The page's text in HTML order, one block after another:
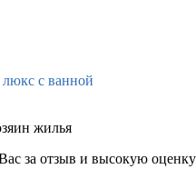
с ванной
жилья
за отзыв и высокую оценку